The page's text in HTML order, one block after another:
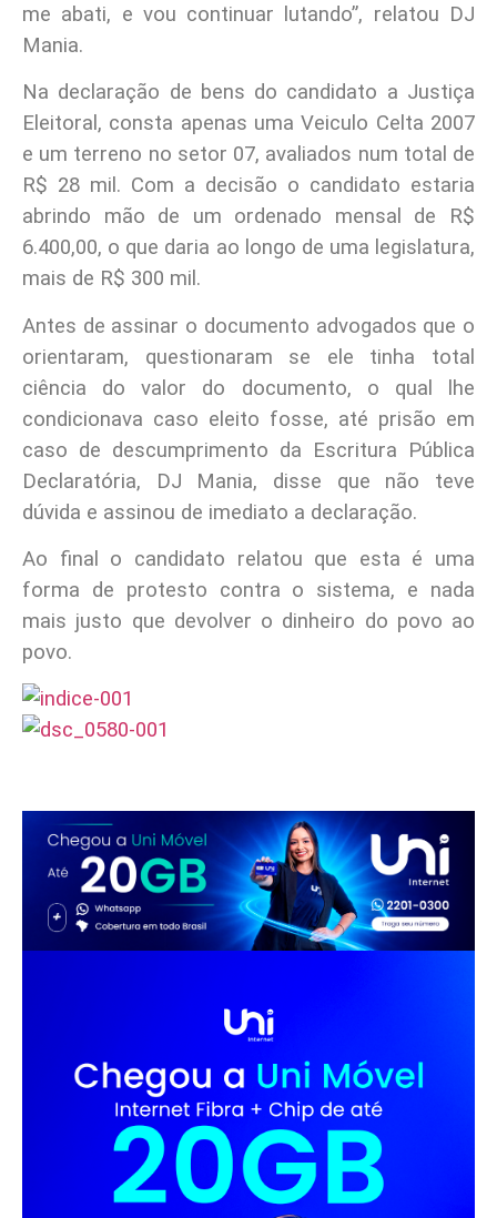
me abati, e vou continuar lutando”, relatou DJ
Mania.
Na declaração de bens do candidato a Justiça
Eleitoral, consta apenas uma Veiculo Celta 2007
e um terreno no setor 07, avaliados num total de
R$ 28 mil. Com a decisão o candidato estaria
abrindo mão de um ordenado mensal de R$
6.400,00, o que daria ao longo de uma legislatura,
mais de R$ 300 mil.
Antes de assinar o documento advogados que o
orientaram, questionaram se ele tinha total
ciência do valor do documento, o qual lhe
condicionava caso eleito fosse, até prisão em
caso de descumprimento da Escritura Pública
Declaratória, DJ Mania, disse que não teve
dúvida e assinou de imediato a declaração.
Ao final o candidato relatou que esta é uma
forma de protesto contra o sistema, e nada
mais justo que devolver o dinheiro do povo ao
povo.